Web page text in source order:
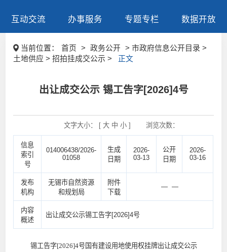
互动交流 办事服务 专题专栏 数据开放
当前位置： 首页 > 政务公开
> 市政府信息公开目录 >
土地供应 > 招拍挂成交公示 >
正文
出让成交公示 锡工告字[2026]4号
文字大小： [ 大 中 小] 浏览次数：
信息
索引
号
014006438/2026-
01058
生成
日期
2026-
03-13
公开
日期
2026-
03-16
发布
机构
无锡市自然资源
和规划局
附件
下载
— —
内容
概述
出让成交公示锡工告字[2026]4号
锡工告字[2026]4号国有建设用地使用权挂牌出让成交公示